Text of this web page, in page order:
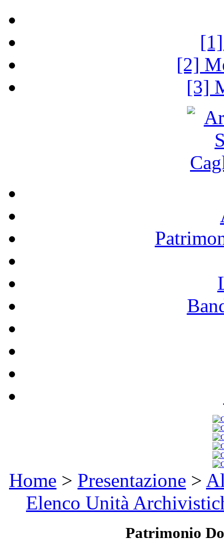
[2]
[3]
Home > Presentazione >
Elenco Unità
Patrimonio